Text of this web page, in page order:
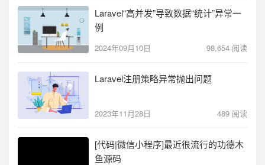
Laravel“高并发”导致数据“统计”异常一
例
2024年09月10日 98,654 阅读
Laravel注册策略异常抛出问题
2023年11月28日 489 阅读
[代码|微信小程序]最近很流行的功德木
鱼源码